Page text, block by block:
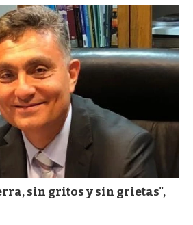
sin gritos y sin grietas",